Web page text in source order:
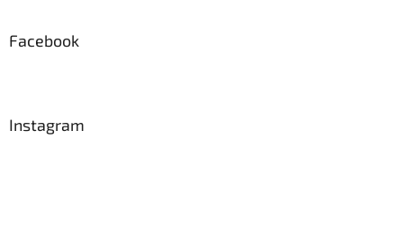
Facebook
Instagram